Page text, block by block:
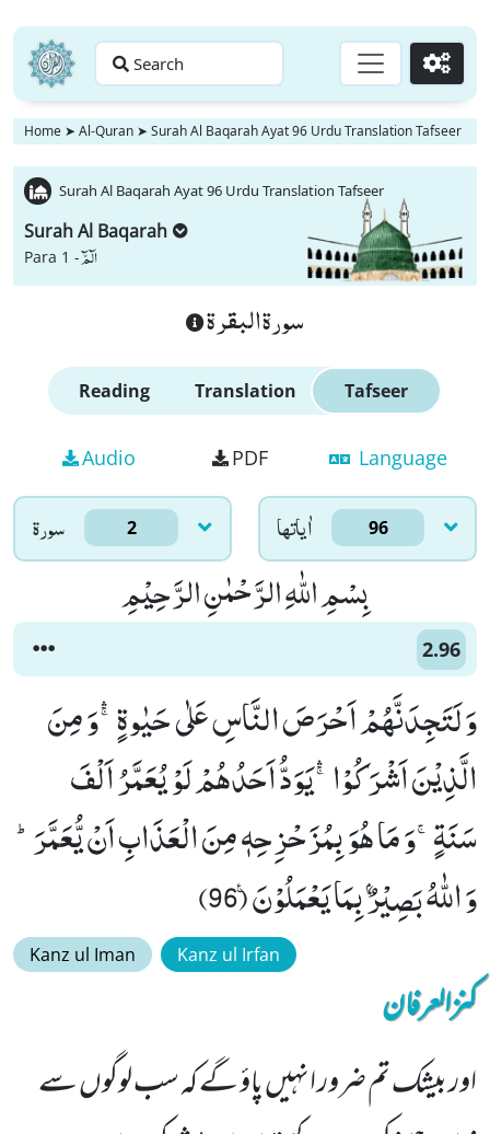
Search Go
Home ➤ Al-Quran ➤ Surah Al Baqarah Ayat 96 Urdu Translation Tafseer
Surah Al Baqarah Ayat 96 Urdu Translation Tafseer
Surah Al Baqarah
Para 1 -الٓمّٓ
سورة البقرة
Reading Translation Tafseer
Audio PDF Language
سورۃ 2 اٰياتها 96
بِسْمِ اللّٰهِ الرَّحْمٰنِ الرَّحِیْمِ
2.96
وَ لَتَجِدَنَّهُمْ اَحْرَصَ النَّاسِ عَلٰى حَیٰوةٍۚۛ-وَ مِنَ
الَّذِیْنَ اَشْرَكُوْاۚۛ-یَوَدُّ اَحَدُهُمْ لَوْ یُعَمَّرُ اَلْفَ
سَنَةٍۚ-وَ مَا هُوَ بِمُزَحْزِحِهٖ مِنَ الْعَذَابِ اَنْ یُّعَمَّرَؕ-
وَ اللّٰهُ بَصِیْرٌۢ بِمَا یَعْمَلُوْنَ۠ (96)
Kanz ul Iman Kanz ul Irfan
کنزالعرفان
اور بیشک تم ضرور انہیں پاؤ گے کہ سب لوگوں سے